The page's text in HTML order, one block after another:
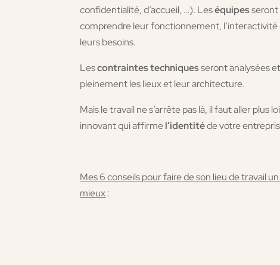
confidentialité, d’accueil, …). Leséquipes
comprendre leur fonctionnement, l’interactivité
leurs besoins.
Lescontraintes techniquesseront analysées
pleinement les lieux et leur architecture.
Mais le travail ne s’arrête pas là, il faut aller plus
innovant qui affirmel’identitéde votre
Mes 6 conseils pour faire de son lieu de travail
mieux: